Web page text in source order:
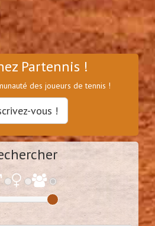
Partennis !
des joueurs de tennis !
vous !